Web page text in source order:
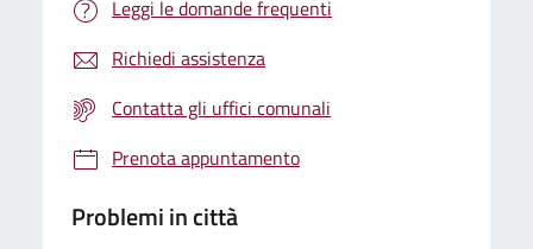
Leggi le domande frequenti
Richiedi assistenza
Contatta gli uffici comunali
Prenota appuntamento
Problemi in città